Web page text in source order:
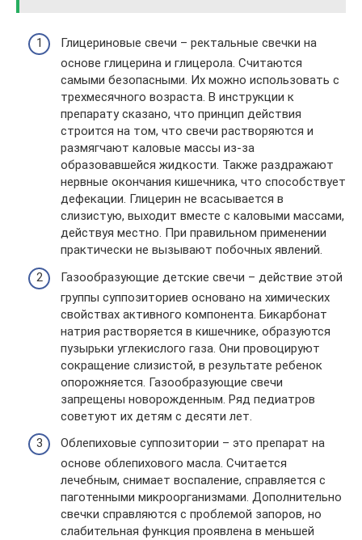
Глицериновые свечи – ректальные свечки на
основе глицерина и глицерола. Считаются
самыми безопасными. Их можно использовать с
трехмесячного возраста. В инструкции к
препарату сказано, что принцип действия
строится на том, что свечи растворяются и
размягчают каловые массы из-за
образовавшейся жидкости. Также раздражают
нервные окончания кишечника, что способствует
дефекации. Глицерин не всасывается в
слизистую, выходит вместе с каловыми массами,
действуя местно. При правильном применении
практически не вызывают побочных явлений.
Газообразующие детские свечи – действие этой
группы суппозиториев основано на химических
свойствах активного компонента. Бикарбонат
натрия растворяется в кишечнике, образуются
пузырьки углекислого газа. Они провоцируют
сокращение слизистой, в результате ребенок
опорожняется. Газообразующие свечи
запрещены новорожденным. Ряд педиатров
советуют их детям с десяти лет.
Облепиховые суппозитории – это препарат на
основе облепихового масла. Считается
лечебным, снимает воспаление, справляется с
паготенными микроорганизмами. Дополнительно
свечки справляются с проблемой запоров, но
слабительная функция проявлена в меньшей